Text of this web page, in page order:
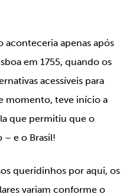
aconteceria apenas após
em 1755, quando os
acessíveis para
momento, teve início a
que permitiu que o
– e o Brasil!
queridinhos por aqui, os
variam conforme o